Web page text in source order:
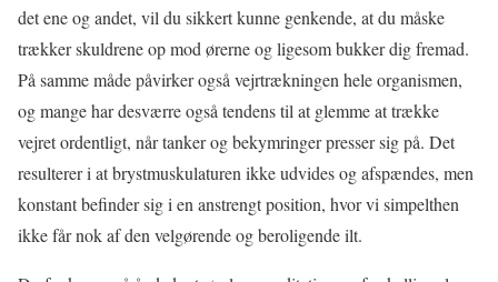
det ene og andet, vil du sikkert kunne genkende, at du måske
trækker skuldrene op mod ørerne og ligesom bukker dig fremad.
På samme måde påvirker også vejrtrækningen hele organismen,
og mange har desværre også tendens til at glemme at trække
vejret ordentligt, når tanker og bekymringer presser sig på. Det
resulterer i at brystmuskulaturen ikke udvides og afspændes, men
konstant befinder sig i en anstrengt position, hvor vi simpelthen
ikke får nok af den velgørende og beroligende ilt.